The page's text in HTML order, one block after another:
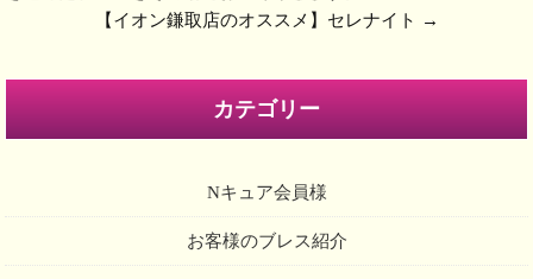
【イオン鎌取店のオススメ】セレナイト
→
カテゴリー
Nキュア会員様
お客様のブレス紹介